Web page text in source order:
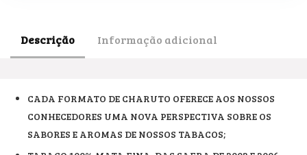
Descrição Informação adicional
CADA FORMATO DE CHARUTO OFERECE AOS NOSSOS
CONHECEDORES UMA NOVA PERSPECTIVA SOBRE OS
SABORES E AROMAS DE NOSSOS TABACOS;